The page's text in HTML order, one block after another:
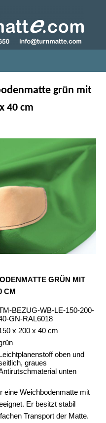
grün mit
40 cm
GRÜN MIT
CM
BEZUG-WB-LE-150-200-
GN-RAL6018
x 200 x 40 cm
oben und
graues
unten
eine Weichbodenmatte mit
Er besitzt stabil
Transport der Matte.